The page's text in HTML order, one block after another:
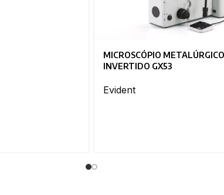
MICROSCÓPIO METALÚRGICO
INVERTIDO GX53
Evident